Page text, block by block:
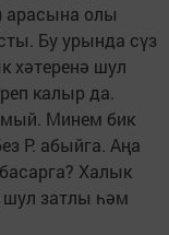
арасына олы
Бу урында сүз
хәтеренә шул
калыр да.
Минем бик
Р. абыйга. Аңа
Халык
шул затлы һәм